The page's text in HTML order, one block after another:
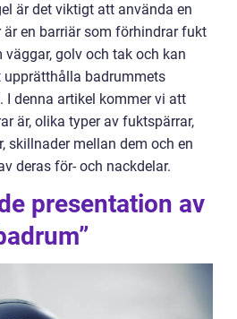
är det viktigt att använda en
en barriär som förhindrar fukt
golv och tak och kan
badrummets
I denna artikel kommer vi att
är, olika typer av fuktspärrar,
skillnader mellan dem och en
deras för- och nackdelar.
presentation av